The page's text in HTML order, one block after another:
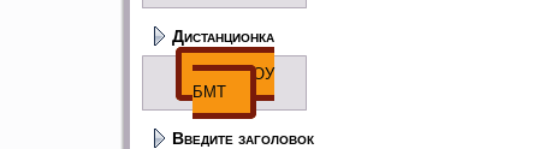
Дистанционка
ДО ГПОУ
БМТ
Введите заголовок